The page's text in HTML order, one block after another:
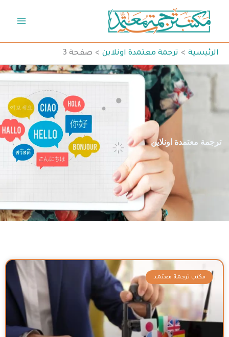
المحتوى
الرئيسية ترجمة معتمدة اونلاين صفحة 3
ترجمة معتمدة اونلاين
مكتب ترجمة معتمد
Page
Page
Page
Page